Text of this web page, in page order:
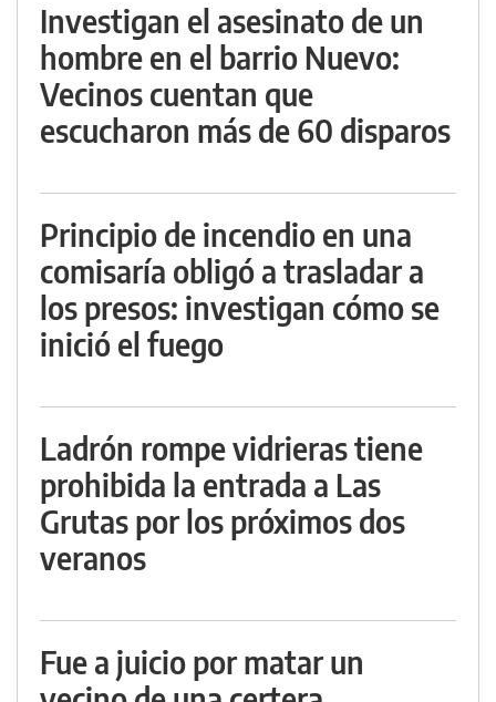
Investigan el asesinato de un
hombre en el barrio Nuevo:
Vecinos cuentan que
escucharon más de 60 disparos
Principio de incendio en una
comisaría obligó a trasladar a
los presos: investigan cómo se
inició el fuego
Ladrón rompe vidrieras tiene
prohibida la entrada a Las
Grutas por los próximos dos
veranos
Fue a juicio por matar un